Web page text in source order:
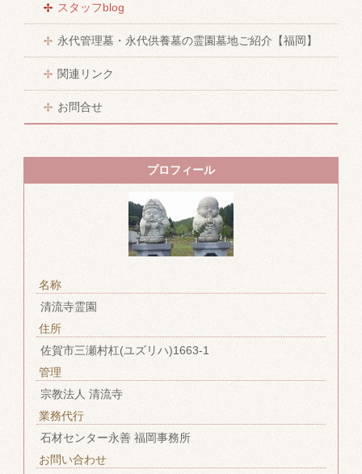
スタッフblog
永代管理墓・永代供養墓の霊園墓地ご紹介【福岡】
関連リンク
お問合せ
プロフィール
名称
清流寺霊園
住所
佐賀市三瀬村杠(ユズリハ)1663-1
管理
宗教法人 清流寺
業務代行
石材センター永善 福岡事務所
お問い合わせ